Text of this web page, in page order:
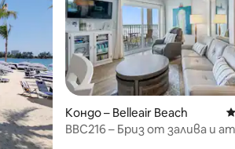
Кондо – Belleair Beach
BBC216 – Бриз от залива и